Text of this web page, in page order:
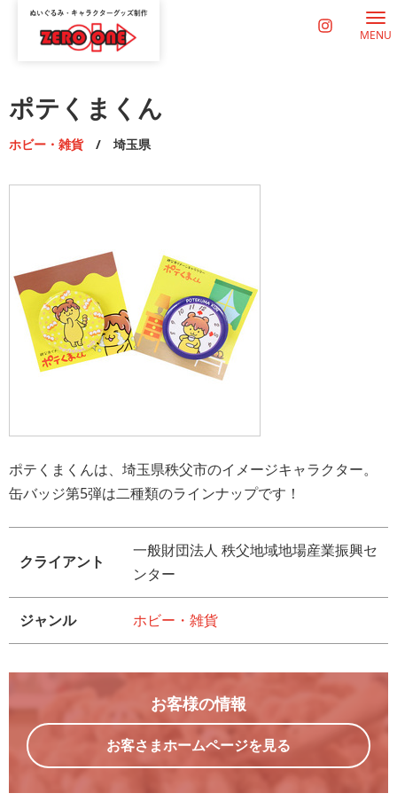
MENU
ポテくまくん
ホビー・雑貨 / 埼玉県
ポテくまくんは、埼玉県秩父市のイメージキャラクター。
缶バッジ第5弾は二種類のラインナップです！
クライアント
一般財団法人 秩父地域地場産業振興セ
ンター
ジャンル ホビー・雑貨
お客様の情報
お客さまホームページを見る